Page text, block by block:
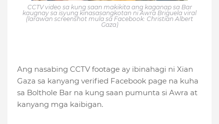
CCTV video sa kung saan makikita ang kaganap sa Bar
kaugnay sa isyung kinasasangkotan ni Awra Briguela viral
(larawan screenshot mula sa Facebook: Christian Albert
Gaza)
Ang nasabing CCTV footage ay ibinahagi ni Xian
Gaza sa kanyang verified Facebook page na kuha
sa Bolthole Bar na kung saan pumunta si Awra at
kanyang mga kaibigan.